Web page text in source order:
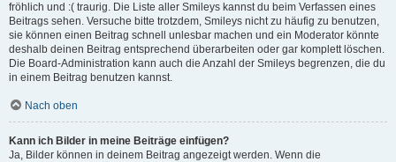
fröhlich und :( traurig. Die Liste aller Smileys kannst du beim Verfassen eines
Beitrags sehen. Versuche bitte trotzdem, Smileys nicht zu häufig zu benutzen,
sie können einen Beitrag schnell unlesbar machen und ein Moderator könnte
deshalb deinen Beitrag entsprechend überarbeiten oder gar komplett löschen.
Die Board-Administration kann auch die Anzahl der Smileys begrenzen, die du
in einem Beitrag benutzen kannst.
Nach oben
Kann ich Bilder in meine Beiträge einfügen?
Ja, Bilder können in deinem Beitrag angezeigt werden. Wenn die